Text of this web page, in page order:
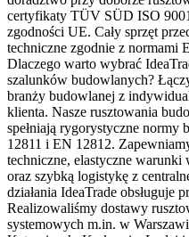
certyfikaty TÜV SÜD ISO
zgodności UE. Cały sprzęt
techniczne zgodnie z normami
Dlaczego warto wybrać
szalunków budowlanych?
branży budowlanej z
klienta. Nasze rusztowania
spełniają rygorystyczne normy
12811 i EN 12812.
techniczne, elastyczne
oraz szybką logistykę z
działania IdeaTrade obsługuje
Realizowaliśmy dostawy
systemowych m.in. w